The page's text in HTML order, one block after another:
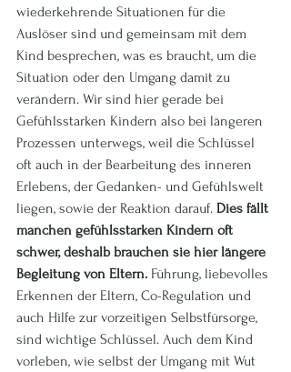
wiederkehrende Situationen für die
Auslöser sind und gemeinsam mit dem
Kind besprechen, was es braucht, um die
Situation oder den Umgang damit zu
verändern. Wir sind hier gerade bei
Gefühlsstarken Kindern also bei längeren
Prozessen unterwegs, weil die Schlüssel
oft auch in der Bearbeitung des inneren
Erlebens, der Gedanken- und Gefühlswelt
liegen, sowie der Reaktion darauf. Dies fällt
manchen gefühlsstarken Kindern oft
schwer, deshalb brauchen sie hier längere
Begleitung von Eltern. Führung, liebevolles
Erkennen der Eltern, Co-Regulation und
auch Hilfe zur vorzeitigen Selbstfürsorge,
sind wichtige Schlüssel. Auch dem Kind
vorleben, wie selbst der Umgang mit Wut